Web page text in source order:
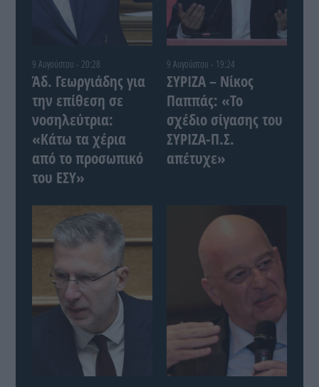
9 Αυγούστου - 20:28
Άδ. Γεωργιάδης για
την επίθεση σε
νοσηλεύτρια:
«Κάτω τα χέρια
από το προσωπικό
του ΕΣΥ»
9 Αυγούστου - 19:24
ΣΥΡΙΖΑ – Νίκος
Παππάς: «Το
σχέδιο σίγασης του
ΣΥΡΙΖΑ-Π.Σ.
απέτυχε»